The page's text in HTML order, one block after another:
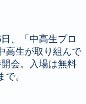
、「中高生プロ
高生が取り組んで
会。入場は無料
。